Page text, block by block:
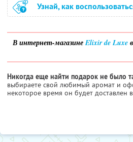
Узнай, как
В интернет-магазинеElixir de Luxe
Никогда еще найти подарок не было
выбираете свой любимый аромат и
некоторое время он будет доставлен